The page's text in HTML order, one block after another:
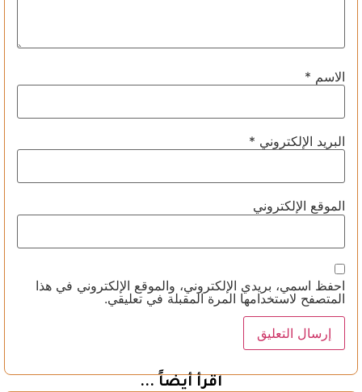
الاسم *
البريد الإلكتروني *
الموقع الإلكتروني
احفظ اسمي، بريدي الإلكتروني، والموقع الإلكتروني في هذا
المتصفح لاستخدامها المرة المقبلة في تعليقي.
اقرأ أيضاً ...